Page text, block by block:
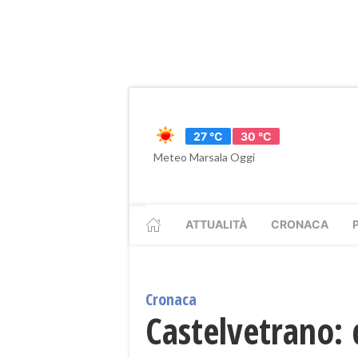
27 °C
30 °C
Meteo Marsala Oggi
ATTUALITÀ CRONACA
Cronaca
Castelvetrano: